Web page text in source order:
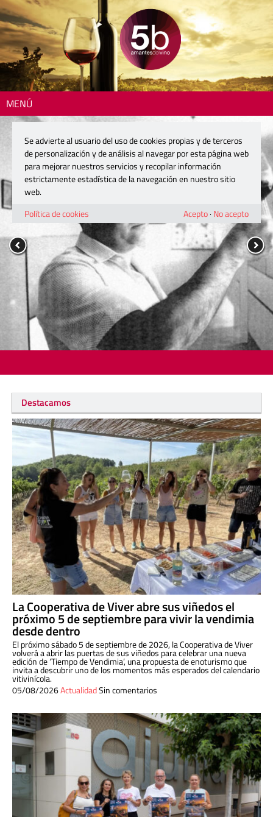
MENÚ
Destacamos
La Cooperativa de Viver abre sus viñedos el
próximo 5 de septiembre para vivir la vendimia
desde dentro
El próximo sábado 5 de septiembre de 2026, la Cooperativa de Viver
volverá a abrir las puertas de sus viñedos para celebrar una nueva
edición de ‘Tiempo de Vendimia’, una propuesta de enoturismo que
invita a descubrir uno de los momentos más esperados del calendario
vitivinícola.
05/08/2026ActualidadSin comentarios
Se advierte al usuario del uso de cookies propias y de terceros
de personalización y de análisis al navegar por esta página web
para mejorar nuestros servicios y recopilar información
estrictamente estadística de la navegación en nuestro sitio
web.
Política de cookies
Acepto· No acepto